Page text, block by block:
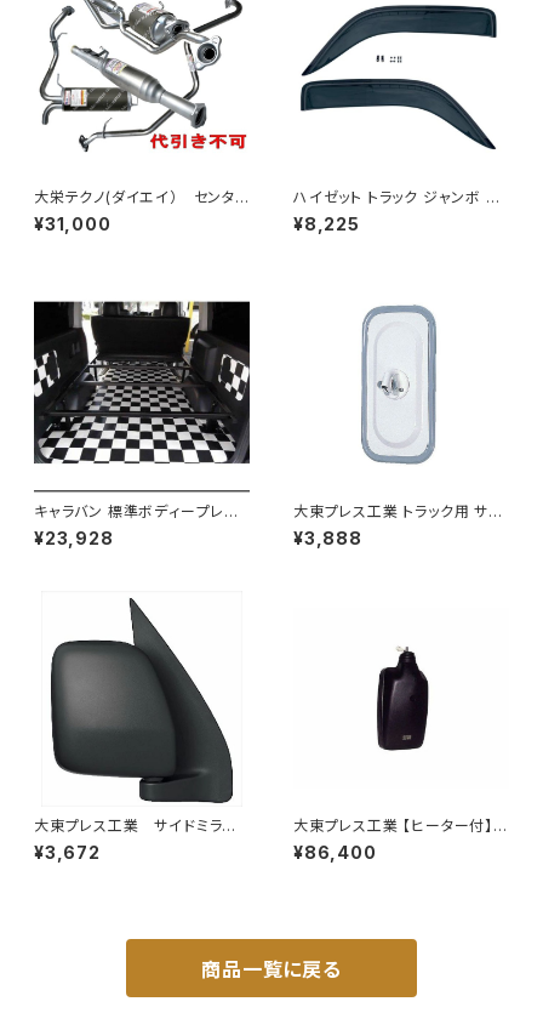
大栄テクノ(ダイエイ） センタ
ーパイプ 'MMT-6497CP キッ
クス H59A 個人宅NG
¥31,000
ハイゼット トラック ジャンボ S5
00P S510P S500 S510 系 ワ
イド ドアバイザー止め具付ピク
¥8,225
キャラバン 標準ボディープレミ
アムＧＸ/ＧＸライダ～用ベッドキ
ットフレーム GZ100-1
¥23,928
大東プレス工業 トラック用 サイ
ドミラー/バックミラー J08 330
X170 L012 DI-7
¥3,888
大東プレス工業 サイドミラー/
バックミラー ダイハツ ハイ
ゼットカーゴ 右 06年～ DI-
¥3,672
大東プレス工業 【ヒーター付】ハ
イウェイリモコンミラー DI-722
1CXE
¥86,400
商品一覧に戻る